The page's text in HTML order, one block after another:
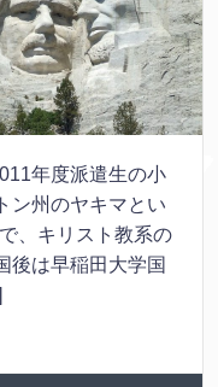
年度派遣生の小
ン州のヤキマとい
、キリスト教系の
後は早稲田大学国